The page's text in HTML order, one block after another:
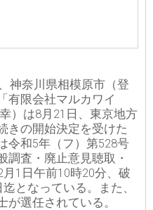
神奈川県相模原市（登
有限会社マルカワイ
）は8月21日、東京地方
きの開始決定を受けた
令和5年（フ）第528号
調査・廃止意見聴取・
1日午前10時20分、破
となっている。また、
選任されている。